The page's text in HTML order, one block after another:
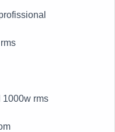
1000w rms